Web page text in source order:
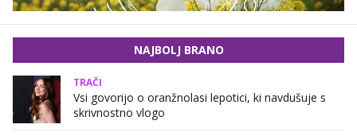
NAJBOLJ BRANO
TRAČI
Vsi govorijo o oranžnolasi lepotici, ki navdušuje s
skrivnostno vlogo